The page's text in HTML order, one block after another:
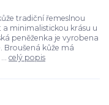
tradiční řemeslnou
a minimalistickou krásu u
peněženka je vyrobena
Broušená kůže má
celý popis